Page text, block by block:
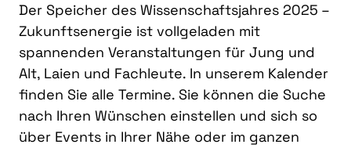
Der Speicher des Wissenschaftsjahres 2025 –
Zukunftsenergie ist vollgeladen mit
spannenden Veranstaltungen für Jung und
Alt, Laien und Fachleute. In unserem Kalender
finden Sie alle Termine. Sie können die Suche
nach Ihren Wünschen einstellen und sich so
über Events in Ihrer Nähe oder im ganzen